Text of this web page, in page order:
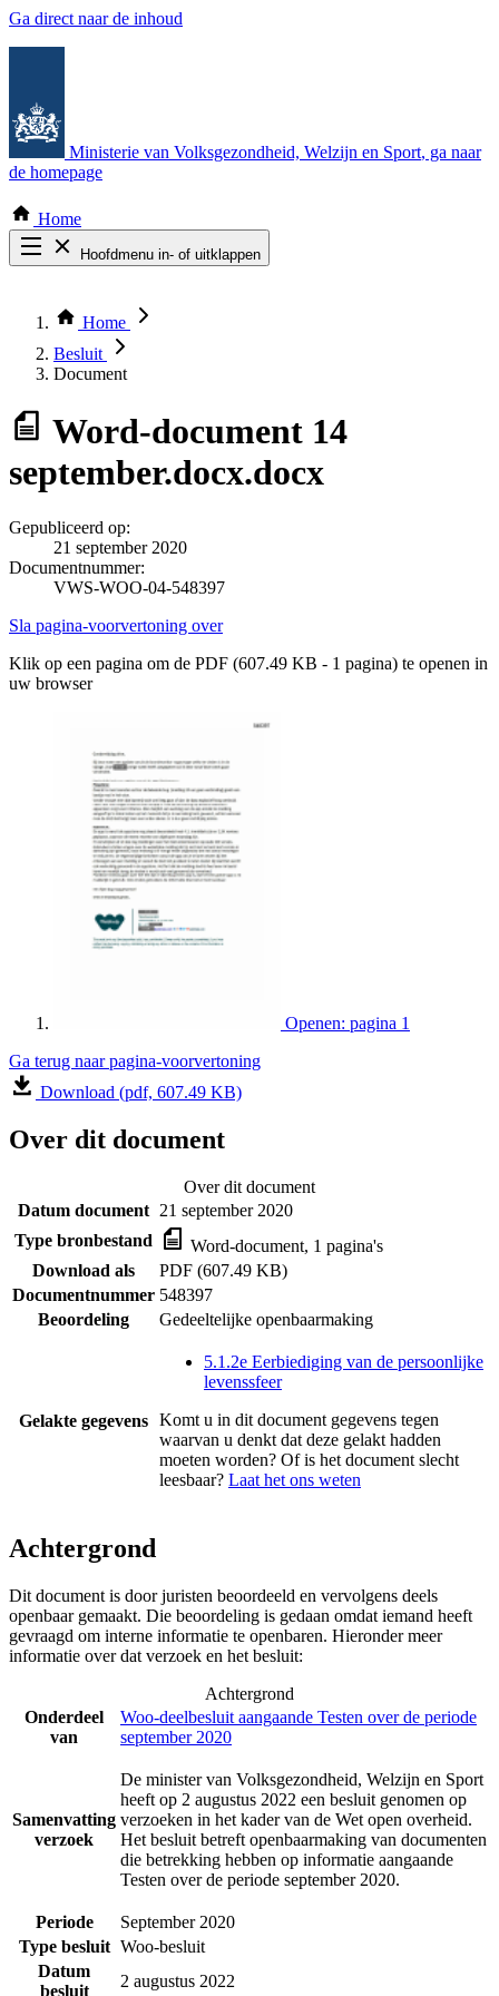
Ga direct naar de inhoud
Ministerie van Volksgezondheid, Welzijn en Sport, ga naar
de homepage
Home
Hoofdmenu in- of uitklappen
Thema COVID-19
Bekijk per bestuursorgaan
Home
Besluit
Document
Word-document 14
september.docx.docx
Gepubliceerd op:
21 september 2020
Documentnummer:
VWS-WOO-04-548397
Sla pagina-voorvertoning over
Klik op een pagina om de PDF (607.49 KB - 1 pagina) te openen in
uw browser
Openen: pagina 1
Ga terug naar pagina-voorvertoning
Download (pdf, 607.49 KB)
Over dit document
Over dit document
Datum document 21 september 2020
Type bronbestand
Word-document, 1 pagina's
Download als
PDF (607.49 KB)
Documentnummer 548397
Beoordeling
Gedeeltelijke openbaarmaking
Gelakte gegevens
5.1.2e Eerbiediging van de persoonlijke
levenssfeer
Komt u in dit document gegevens tegen
waarvan u denkt dat deze gelakt hadden
moeten worden? Of is het document slecht
leesbaar? Laat het ons weten
Achtergrond
Dit document is door juristen beoordeeld en vervolgens deels
openbaar gemaakt. Die beoordeling is gedaan omdat iemand heeft
gevraagd om interne informatie te openbaren. Hieronder meer
informatie over dat verzoek en het besluit:
Achtergrond
Onderdeel
van
Woo-deelbesluit aangaande Testen over de periode
september 2020
Samenvatting
verzoek
De minister van Volksgezondheid, Welzijn en Sport
heeft op 2 augustus 2022 een besluit genomen op
verzoeken in het kader van de Wet open overheid.
Het besluit betreft openbaarmaking van documenten
die betrekking hebben op informatie aangaande
Testen over de periode september 2020.
Periode
September 2020
Type besluit Woo-besluit
Datum
besluit
2 augustus 2022